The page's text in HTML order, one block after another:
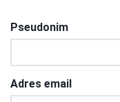
Pseudonim
Adres email